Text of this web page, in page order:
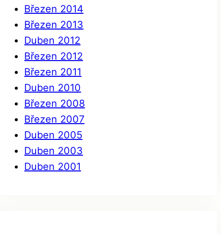
Březen 2014
Březen 2013
Duben 2012
Březen 2012
Březen 2011
Duben 2010
Březen 2008
Březen 2007
Duben 2005
Duben 2003
Duben 2001